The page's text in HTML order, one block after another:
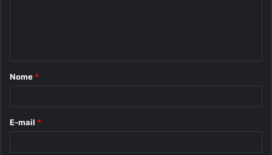
r
Nome *
E-mail *